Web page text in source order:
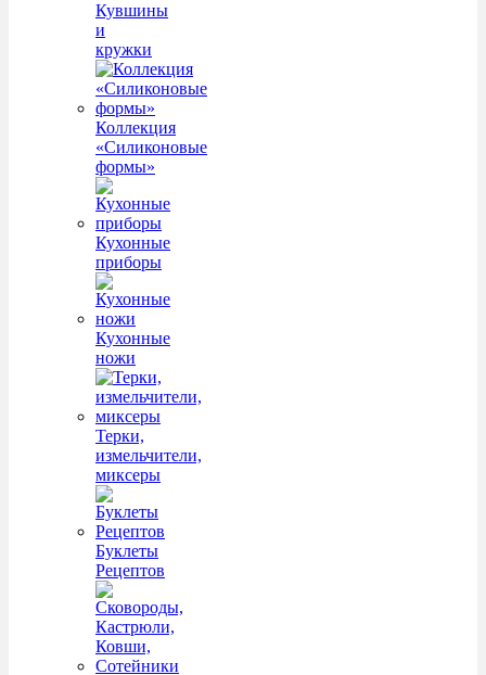
Кувшины
и
кружки
Коллекция
«Силиконовые
формы»
Кухонные
приборы
Кухонные
ножи
Терки,
измельчители,
миксеры
Буклеты
Рецептов